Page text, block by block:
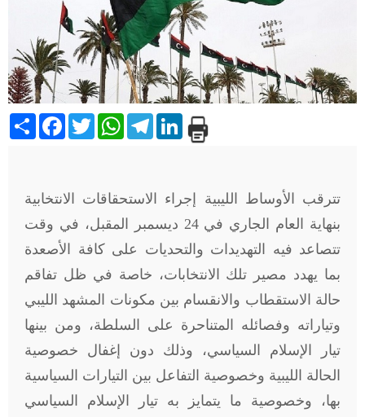
Share Facebook
TwitterWhatsAppTelegramLinkedIn
تترقب الأوساط الليبية إجراء الاستحقاقات الانتخابية
بنهاية العام الجاري في 24 ديسمبر المقبل، في وقت
تتصاعد فيه التهديدات والتحديات على كافة اﻷصعدة
بما يهدد مصير تلك الانتخابات، خاصة في ظل تفاقم
حالة الاستقطاب والانقسام بين مكونات المشهد الليبي
وتياراته وفصائله المتناحرة على السلطة، ومن بينها
تيار اﻹسلام السياسي، وذلك دون إغفال خصوصية
الحالة الليبية وخصوصية التفاعل بين التيارات السياسية
بها، وخصوصية ما يتمايز به تيار اﻹسلام السياسي